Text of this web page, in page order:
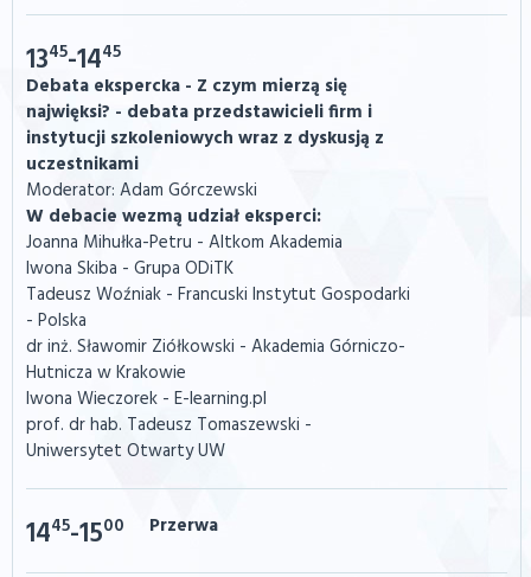
1345-1445
Debata ekspercka - Z czym mierzą się
najwięksi? - debata przedstawicieli firm i
instytucji szkoleniowych wraz z dyskusją z
uczestnikami
Moderator: Adam Górczewski
W debacie wezmą udział eksperci:
Joanna Mihułka-Petru - Altkom Akademia
Iwona Skiba - Grupa ODiTK
Tadeusz Woźniak - Francuski Instytut Gospodarki
- Polska
dr inż. Sławomir Ziółkowski - Akademia Górniczo-
Hutnicza w Krakowie
Iwona Wieczorek - E-learning.pl
prof. dr hab. Tadeusz Tomaszewski -
Uniwersytet Otwarty UW
1445-1500 Przerwa